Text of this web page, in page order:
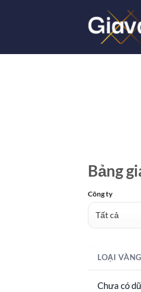
dung
Bảng
Công ty
LOẠI VÀNG
Chưa có